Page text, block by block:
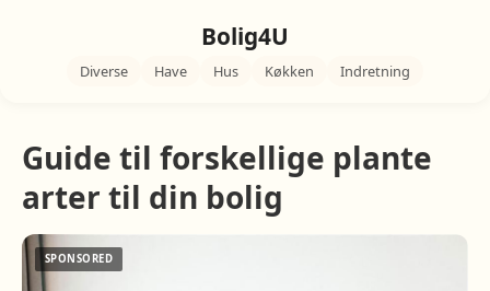
Bolig4U
Diverse Have Hus Køkken Indretning
Guide til forskellige plante
arter til din bolig